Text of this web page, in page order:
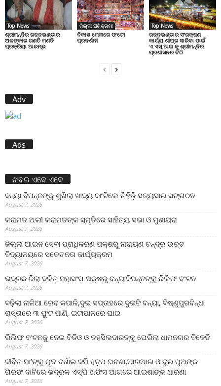
Top News
ଶ୍ରୀମନ୍ଦିର ରତ୍ନଭଣ୍ଡାର
ଅଳଙ୍କାର ଗଣତି ମଣତି
ପ୍ରକ୍ରିୟା ଆରମ୍ଭ
ଜିଲ୍ଲା ପରିକ୍ରମା
ବିକାଶ ମେଳାରେ ଫଟୋ
ପ୍ରଦର୍ଶନୀ
Top News
ରତ୍ନଭଣ୍ଡାର ସଂରକ୍ଷଣ
କାର୍ଯ୍ୟ ଶୀଘ୍ର ସାରିବା ପାଇଁ
ଏ.ଏସ୍.ଆଇ.କୁ ଶ୍ରୀମନ୍ଦିର
ପ୍ରଶାସନର ଚିଠି
Adv
Ads
ଖବର ଏବେ ଏବେ
ବନ୍ୟା ବିପନ୍ନଙ୍କୁ ଶୁଖିଲା ଖାଦ୍ୟ ବାଂଟିଲେ ତିହିଡି଼ ସତ୍ୟସାଇ ସଙ୍ଗଠନ
August 7, 2026
କରାମତ ଅଲୀ କରାମତଙ୍କ ସ୍ମୃତିରେ ସାହିତ୍ୟ ସଭା ଓ ମୁଶାୟରା
August 7, 2026
ଜିଲ୍ଲା ଆଇନ ସେବା ପ୍ରାଧିକରଣ ପକ୍ଷରୁ ନାରାୟଣ ଚନ୍ଦ୍ର ଉଚ୍ଚ
ବିଦ୍ୟାଳୟରେ ସଚେତନତା କାର୍ଯ୍ୟକ୍ରମ
August 7, 2026
ଭଦ୍ରକ ଜିଲା ଦଳିତ ମହାସଂଘ ପକ୍ଷରୁ ବନ୍ୟାବିପନ୍ନଙ୍କୁ ରିଲିଫ ବଂଟନ
August 7, 2026
ବଢ଼ିଲା ନାଳିଆ ରେବ କପାଳି,ଦୁଇ ସପ୍ତାହରେ ଦୁଇଟି ବନ୍ୟା, ବିଷ୍ଣୁପୁରବିନ୍ଧା
ରାସ୍ତାରେ ୩ ଫୁଟ ପାଣି, ଇଟାପାଳରେ ଘାଇ
August 7, 2026
ରିଲିଫ ବଂଟନକୁ ନେଇ ବିଡିଓ ଓ ତହସିଲଦାରଙ୍କୁ ଘେରିଲା ଧାମନଗର ବିଜେଡି
August 7, 2026
ଜୀବିତ ମା’ଙ୍କୁ ମୃତ ଦର୍ଶାଇ ଜମି ହଡ଼ପ ଘଟଣା,ଆରଆଇ ଓ ଦୁଇ ପୁଅଙ୍କ
ଗିରଫ ଦାବିରେ ଭଦ୍ରକ ଏସ୍‌ପି ଅଫିସ ଆଗରେ ଆଇଶାଙ୍କ ଧାରଣା
August 7, 2026